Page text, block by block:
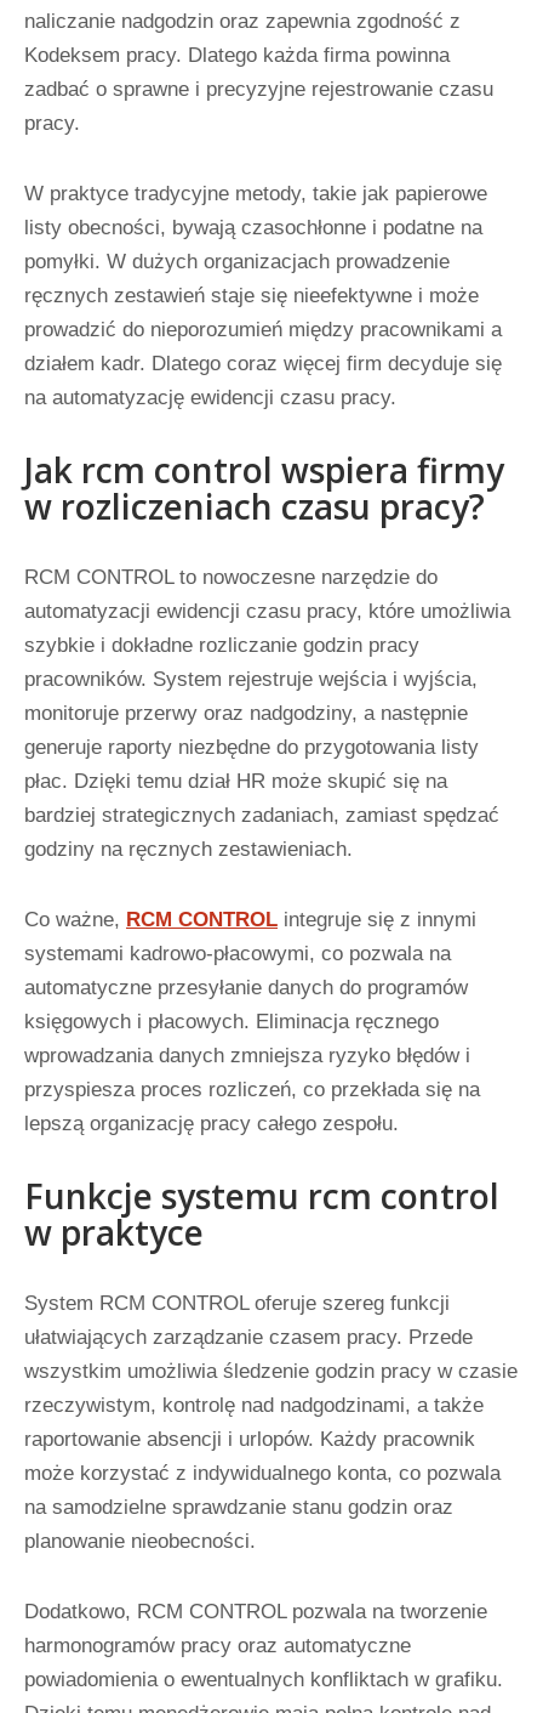
naliczanie nadgodzin oraz zapewnia zgodność z
Kodeksem pracy. Dlatego każda firma powinna
zadbać o sprawne i precyzyjne rejestrowanie czasu
pracy.
W praktyce tradycyjne metody, takie jak papierowe
listy obecności, bywają czasochłonne i podatne na
pomyłki. W dużych organizacjach prowadzenie
ręcznych zestawień staje się nieefektywne i może
prowadzić do nieporozumień między pracownikami a
działem kadr. Dlatego coraz więcej firm decyduje się
na automatyzację ewidencji czasu pracy.
Jak rcm control wspiera firmy
w rozliczeniach czasu pracy?
RCM CONTROL to nowoczesne narzędzie do
automatyzacji ewidencji czasu pracy, które umożliwia
szybkie i dokładne rozliczanie godzin pracy
pracowników. System rejestruje wejścia i wyjścia,
monitoruje przerwy oraz nadgodziny, a następnie
generuje raporty niezbędne do przygotowania listy
płac. Dzięki temu dział HR może skupić się na
bardziej strategicznych zadaniach, zamiast spędzać
godziny na ręcznych zestawieniach.
Co ważne, RCM CONTROL integruje się z innymi
systemami kadrowo-płacowymi, co pozwala na
automatyczne przesyłanie danych do programów
księgowych i płacowych. Eliminacja ręcznego
wprowadzania danych zmniejsza ryzyko błędów i
przyspiesza proces rozliczeń, co przekłada się na
lepszą organizację pracy całego zespołu.
Funkcje systemu rcm control
w praktyce
System RCM CONTROL oferuje szereg funkcji
ułatwiających zarządzanie czasem pracy. Przede
wszystkim umożliwia śledzenie godzin pracy w czasie
rzeczywistym, kontrolę nad nadgodzinami, a także
raportowanie absencji i urlopów. Każdy pracownik
może korzystać z indywidualnego konta, co pozwala
na samodzielne sprawdzanie stanu godzin oraz
planowanie nieobecności.
Dodatkowo, RCM CONTROL pozwala na tworzenie
harmonogramów pracy oraz automatyczne
powiadomienia o ewentualnych konfliktach w grafiku.